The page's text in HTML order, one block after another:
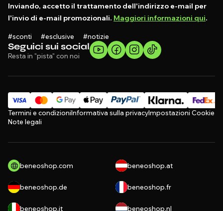
Seguici sui social
Resta in "pista" con noi
Inviando, accetto il trattamento dell'indirizzo e-mail per
l'invio di e-mail promozionali. Maggiori informazioni qui.
#sconti #esclusive #notizie
Termini e condizioniInformativa sulla privacyImpostazioni Cookie
Note legali
beneoshop.com beneoshop.at
beneoshop.de beneoshop.fr
beneoshop.it beneoshop.nl